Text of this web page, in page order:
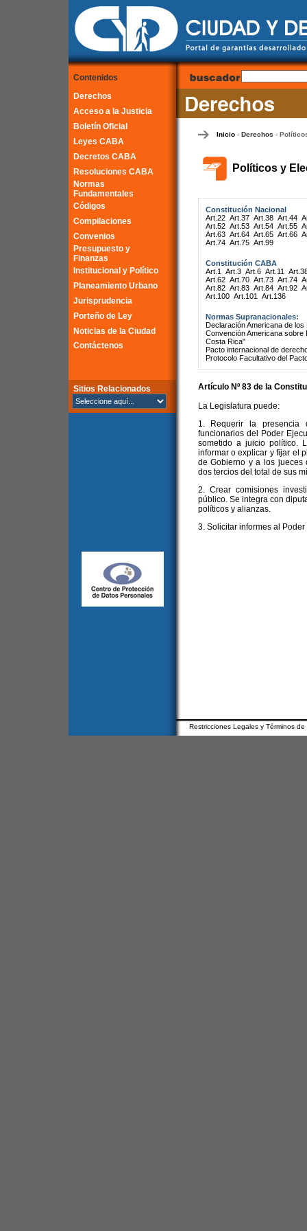
Contenidos
Derechos
Acceso a la Justicia
Boletín Oficial
Leyes CABA
Decretos CABA
Resoluciones CABA
Normas
Fundamentales
Códigos
Compilaciones
Convenios
Presupuesto y
Finanzas
Institucional y Político
Planeamiento Urbano
Jurisprudencia
Porteño de Ley
Noticias de la Ciudad
Contáctenos
Sitios Relacionados
Inicio- Derechos -
Políticos y
Constitución Nacional
Art.22 Art.37 Art.38 Art.44
Art.52 Art.53 Art.54 Art.55
Art.63 Art.64 Art.65 Art.66
Art.74 Art.75 Art.99
Constitución CABA
Art.1
Art.3 Art.6 Art.11
Art.62 Art.70 Art.73 Art.74
Art.82 Art.83 Art.84 Art.92
Art.100 Art.101 Art.136
Normas Supranacionales:
Declaración Americana de
Convención Americana
Costa Rica"
Pacto internacional de
Protocolo Facultativo del
Artículo Nº 83 de la
La Legislatura puede:
1. Requerir la presencia
funcionarios del Poder
sometido a juicio político.
informar o explicar y fijar el
de Gobierno y a los jueces
dos tercios del total de sus
2. Crear comisiones
público. Se integra con
políticos y alianzas.
3. Solicitar informes al Poder
Restricciones Legales y Términos de